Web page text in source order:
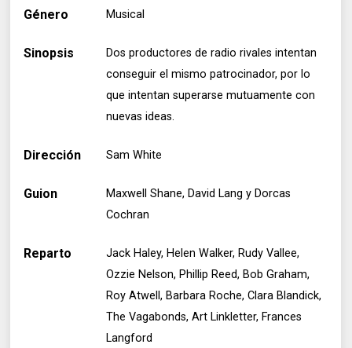
Género Musical
Sinopsis
Dos productores de radio rivales intentan
conseguir el mismo patrocinador, por lo
que intentan superarse mutuamente con
nuevas ideas.
Dirección Sam White
Guion
Maxwell Shane, David Lang y Dorcas
Cochran
Reparto
Jack Haley, Helen Walker, Rudy Vallee,
Ozzie Nelson, Phillip Reed, Bob Graham,
Roy Atwell, Barbara Roche, Clara Blandick,
The Vagabonds, Art Linkletter, Frances
Langford